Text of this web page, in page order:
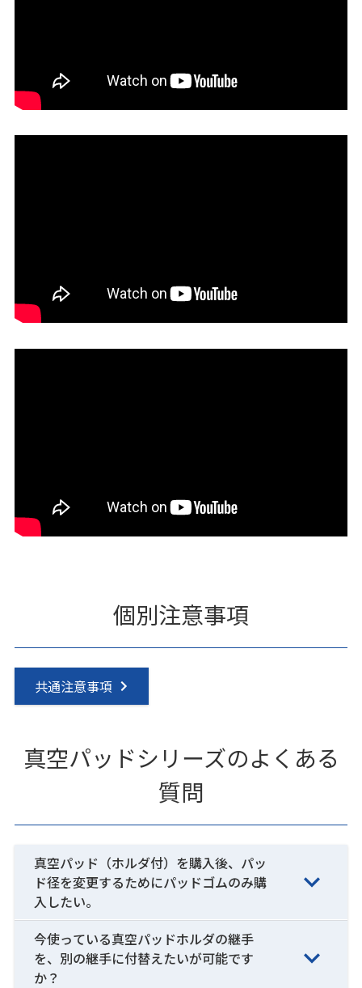
個別注意事項
共通注意事項
真空パッドシリーズのよくある
質問
真空パッド（ホルダ付）を購入後、パッ
ド径を変更するためにパッドゴムのみ購
入したい。
今使っている真空パッドホルダの継手
を、別の継手に付替えたいが可能です
か？